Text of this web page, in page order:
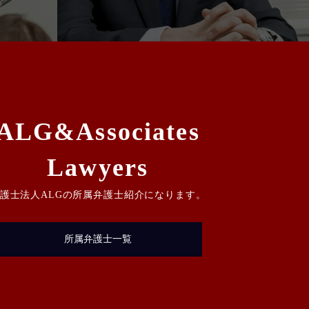
Lawyers
士法人ALGの所属弁護士紹介になります。
所属弁護士一覧